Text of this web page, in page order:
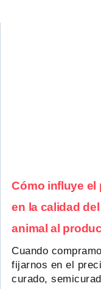
Cómo influye el
en la calidad
animal al
Cuando
fijarnos en el
curado,